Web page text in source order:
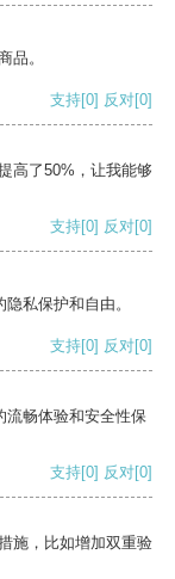
品。
支持[0] 反对[0]
高了50%，让我能够
支持[0] 反对[0]
私保护和自由。
支持[0] 反对[0]
流畅体验和安全性保
支持[0] 反对[0]
施，比如增加双重验